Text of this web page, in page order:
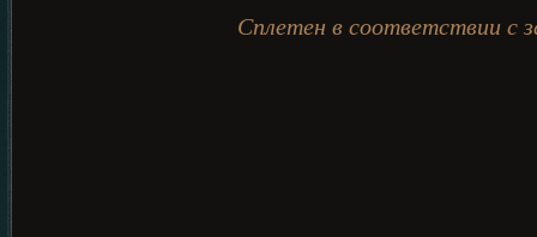
Сплетен в соответствии с